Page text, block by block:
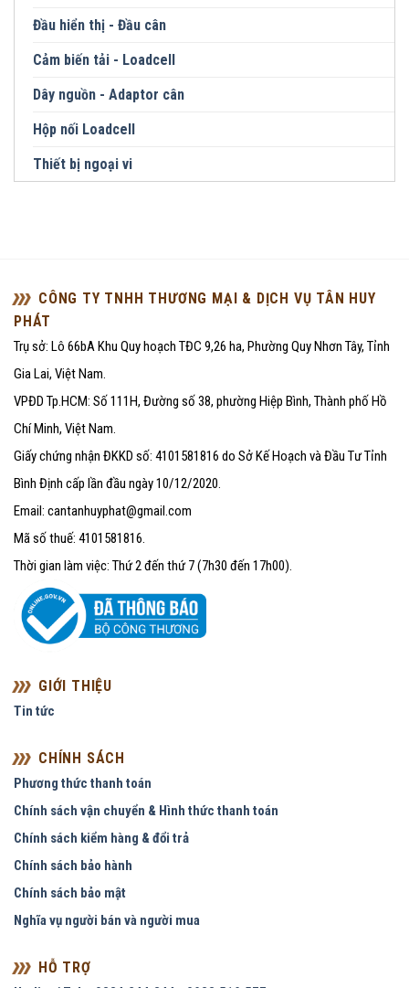
Đầu hiển thị - Đầu cân
Cảm biến tải - Loadcell
Dây nguồn - Adaptor cân
Hộp nối Loadcell
Thiết bị ngoại vi
CÔNG TY TNHH THƯƠNG MẠI & DỊCH VỤ TÂN HUY
PHÁT
Trụ sở: Lô 66bA Khu Quy hoạch TĐC 9,26 ha, Phường Quy Nhơn Tây, Tỉnh
Gia Lai, Việt Nam.
VPĐD Tp.HCM: Số 111H, Đường số 38, phường Hiệp Bình, Thành phố Hồ
Chí Minh, Việt Nam.
Giấy chứng nhận ĐKKD số: 4101581816 do Sở Kế Hoạch và Đầu Tư Tỉnh
Bình Định cấp lần đầu ngày 10/12/2020.
Email: cantanhuyphat@gmail.com
Mã số thuế: 4101581816.
Thời gian làm việc: Thứ 2 đến thứ 7 (7h30 đến 17h00).
GIỚI THIỆU
Tin tức
CHÍNH SÁCH
Phương thức thanh toán
Chính sách vận chuyển & Hình thức thanh toán
Chính sách kiểm hàng & đổi trả
Chính sách bảo hành
Chính sách bảo mật
Nghĩa vụ người bán và người mua
HỖ TRỢ